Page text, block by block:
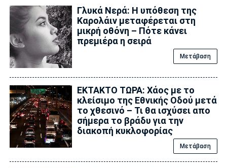
Γλυκά Νερά: Η υπόθεση της
Καρολάιν μεταφέρεται στη
μικρή οθόνη – Πότε κάνει
πρεμιέρα η σειρά
Μετάβαση
ΕΚΤΑΚΤΟ ΤΩΡΑ: Χάος με το
κλείσιμο της Εθνικής Οδού μετά
το χθεσινό – Τι θα ισχύσει απο
σήμερα το βράδυ για την
διακοπή κυκλοφορίας
Μετάβαση